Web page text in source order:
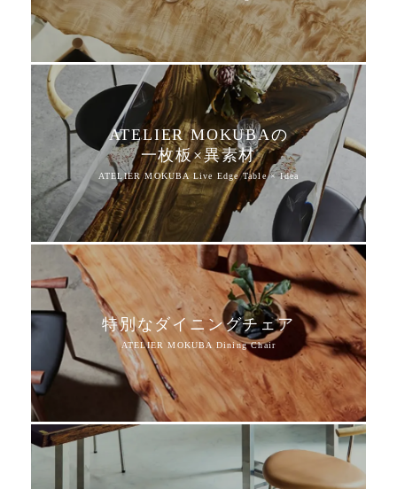
ATELIER MOKUBAの
一枚板×異素材
特別なダイニングチェア